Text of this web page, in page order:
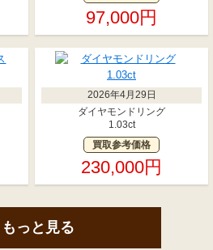
97,000円
2026年4月29日
ダイヤモンドリング
1.03ct
買取参考価格
230,000円
もっと見る